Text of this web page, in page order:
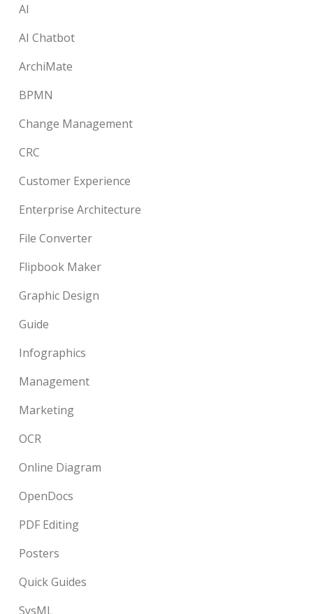
AI
AI Chatbot
ArchiMate
BPMN
Change Management
CRC
Customer Experience
Enterprise Architecture
File Converter
Flipbook Maker
Graphic Design
Guide
Infographics
Management
Marketing
OCR
Online Diagram
OpenDocs
PDF Editing
Posters
Quick Guides
SysML